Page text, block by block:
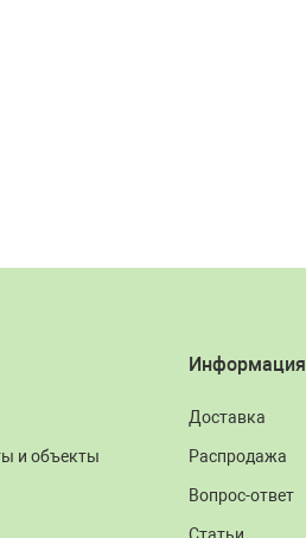
и объекты
Информация
Доставка
Распродажа
Вопрос-ответ
Статьи